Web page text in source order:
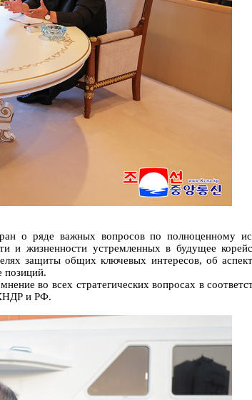
о ряде важных вопросов по полноценному
и жизненности устремленных в будущее
защиты общих ключевых интересов, об
позиций.
во всех стратегических вопросах в
и РФ.